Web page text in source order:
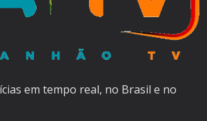
em tempo real, no Brasil e no